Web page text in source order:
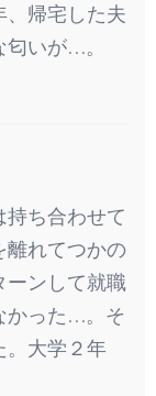
、帰宅した夫
いが…。
ち合わせて
離れてつかの
ーンして就職
かった…。そ
。大学２年